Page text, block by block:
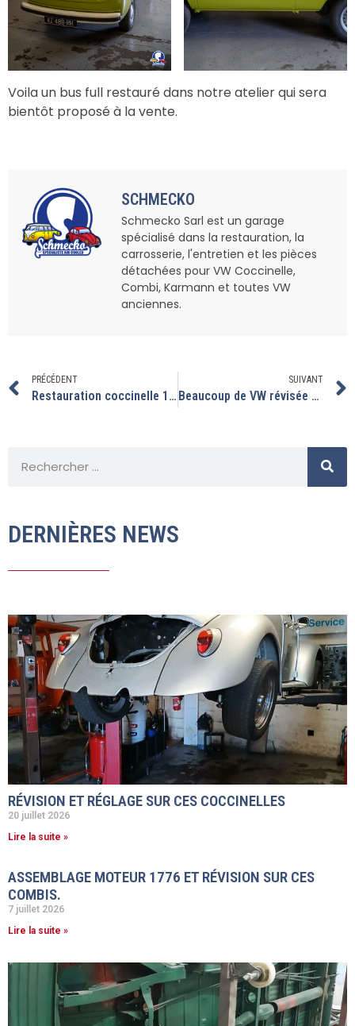
Voila un bus full restauré dans notre atelier qui sera
bientôt proposé à la vente.
SCHMECKO
Schmecko Sarl est un garage
spécialisé dans la restauration, la
carrosserie, l'entretien et les pièces
détachées pour VW Coccinelle,
Combi, Karmann et toutes VW
anciennes.
PRÉCÉDENT
Restauration coccinelle 1970: partie 4
SUIVANT
Beaucoup de VW révisée à l’atelier pour partir cet été en combi
DERNIÈRES NEWS
RÉVISION ET RÉGLAGE SUR CES COCCINELLES
20 juillet 2026
Lire la suite »
ASSEMBLAGE MOTEUR 1776 ET RÉVISION SUR CES
COMBIS.
7 juillet 2026
Lire la suite »